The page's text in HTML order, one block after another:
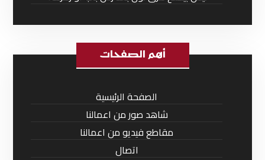
أهم الصفحات
الصفحة الرئيسية
شاهد صور من اعمالنا
مقاطع فيديو من اعمالنا
اتصال